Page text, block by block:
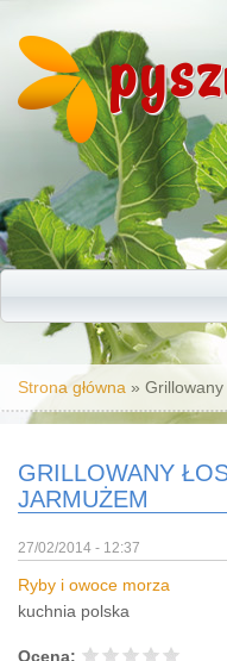
Jesteś tutaj
Strona główna »
GRILLOWANY
JARMUŻEM
27/02/2014 - 12:37
Ryby i owoce morza
kuchnia polska
Ocena: